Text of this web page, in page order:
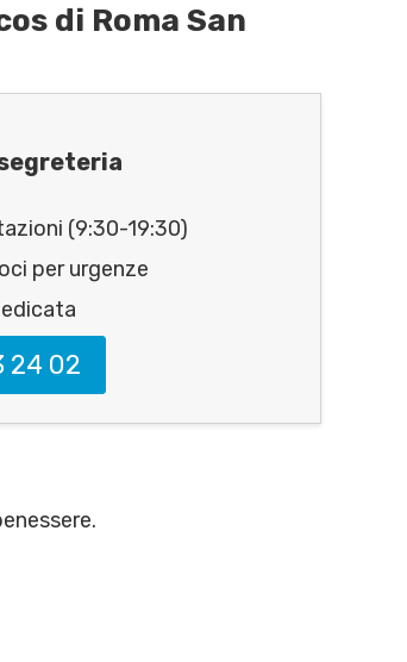
di Roma San
(9:30-19:30)
per urgenze
24 02